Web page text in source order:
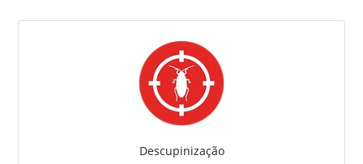
Descupinização